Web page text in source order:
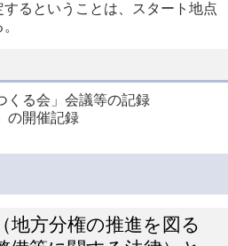
るということは、スタート地点
くる会」会議等の記録
の開催記録
地方分権の推進を図る